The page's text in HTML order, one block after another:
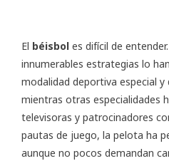
El béisbol es difícil de
innumerables estrategias lo
modalidad deportiva especial
mientras otras especialidades
televisoras y patrocinadores
pautas de juego, la pelota ha
aunque no pocos demandan